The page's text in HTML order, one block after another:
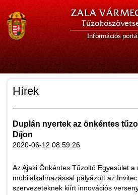
ZALA
Információs
Hírek
Duplán nyertek az önkéntes
Díjon
2020-06-12 08:59:26
Az Ajaki Önkéntes Tűzoltó Egyesület
mobilalkalmazással pályázott az
szervezeteknek kiírt innovációs